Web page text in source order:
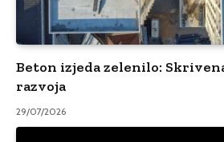
Beton izjeda zelenilo:
razvoja
29/07/2026